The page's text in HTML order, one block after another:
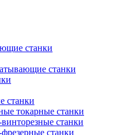
станки
станки
станки
токарные станки
станки
станки